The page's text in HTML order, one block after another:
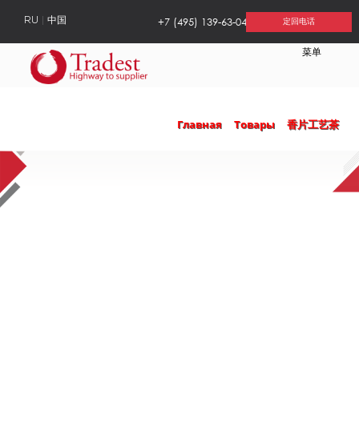
菜单
RU 中国 定回电话
+7 (495) 139-63-04
Главная Товары 香片工艺茶